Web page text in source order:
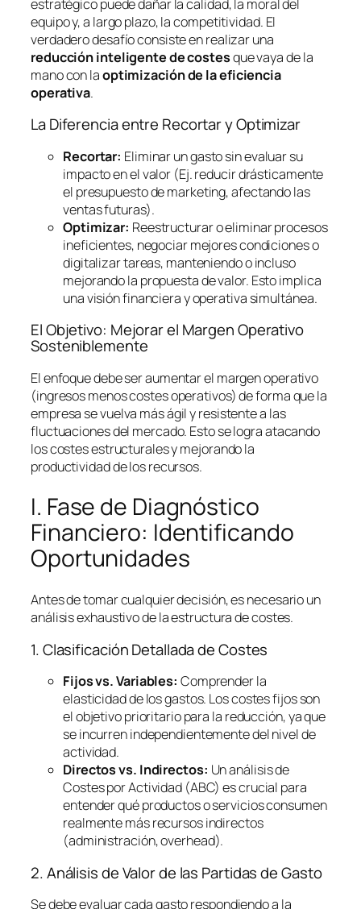
estratégico puede dañar la calidad, la moral del
equipo y, a largo plazo, la competitividad. El
verdadero desafío consiste en realizar una
reducción inteligente de costesque vaya de la
mano con laoptimización de la eficiencia
operativa.
La Diferencia entre Recortar y Optimizar
Recortar: Eliminar un gasto sin evaluar su
impacto en el valor (Ej. reducir drásticamente
el presupuesto de marketing, afectando las
ventas futuras).
Optimizar: Reestructurar o eliminar procesos
ineficientes, negociar mejores condiciones o
digitalizar tareas, manteniendo o incluso
mejorando la propuesta de valor. Esto implica
una visión financiera y operativa simultánea.
El Objetivo: Mejorar el Margen Operativo
Sosteniblemente
El enfoque debe ser aumentar el margen operativo
(ingresos menos costes operativos) de forma que la
empresa se vuelva más ágil y resistente a las
fluctuaciones del mercado. Esto se logra atacando
los costes estructurales y mejorando la
productividad de los recursos.
I. Fase de Diagnóstico
Financiero: Identificando
Oportunidades
Antes de tomar cualquier decisión, es necesario un
análisis exhaustivo de la estructura de costes.
1. Clasificación Detallada de Costes
Fijos vs. Variables: Comprender la
elasticidad de los gastos. Los costes fijos son
el objetivo prioritario para la reducción, ya que
se incurren independientemente del nivel de
actividad.
Directos vs. Indirectos: Un análisis de
Costes por Actividad (ABC) es crucial para
entender qué productos o servicios consumen
realmente más recursos indirectos
(administración,overhead).
2. Análisis de Valor de las Partidas de Gasto
Se debe evaluar cada gasto respondiendo a la